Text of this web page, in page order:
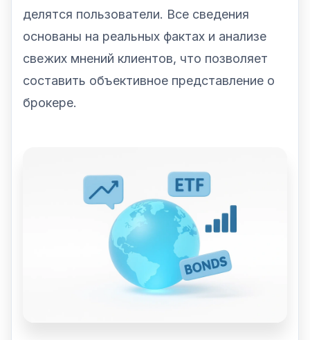
делятся пользователи. Все сведения
основаны на реальных фактах и анализе
свежих мнений клиентов, что позволяет
составить объективное представление о
брокере.